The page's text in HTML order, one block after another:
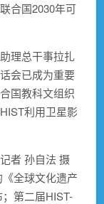
合国2030年可
理总干事拉扎
会已成为重要
国教科文组织
利用卫星影
者 孙自法 摄
全球文化遗产
第二届HIST-